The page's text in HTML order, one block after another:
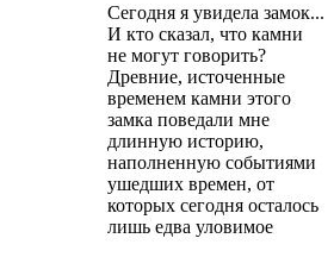
Сегодня я увидела замок...
И кто сказал, что камни
не могут говорить?
Древние, источенные
временем камни этого
замка поведали мне
длинную историю,
наполненную событиями
ушедших времен, от
которых сегодня осталось
лишь едва уловимое